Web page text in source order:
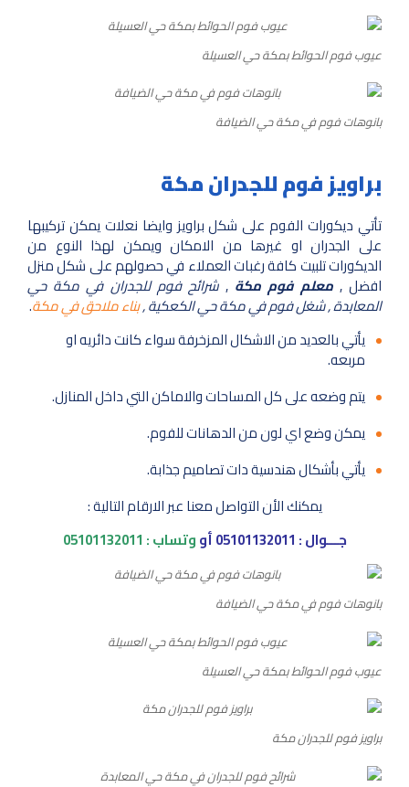
عيوب فوم الحوائط بمكة حي العسيلة
بانوهات فوم في مكة حي الضيافة
براويز فوم للجدران مكة
تأتي ديكورات الفوم على شكل براويز وايضا نعلات يمكن تركيبها
على الجدران او غيرها من الامكان ويمكن لهذا النوع من
الديكورات تلبيت كافة رغبات العملاء في حصولهم على شكل منزل
افضل ,معلم فوم مكة ,شرائح فوم للجدران في مكة حي
المعابدة , شغل فوم في مكة حي الكعكية ,بناء ملاحق في مكة.
يأتي بالعديد من الاشكال المزخرفة سواء كانت دائريه او
مربعه.
يتم وضعه على كل المساحات والاماكن التي داخل المنازل.
يمكن وضع اي لون من الدهانات للفوم.
يأتي بأشكال هندسية دات تصاميم جذابة.
يمكنك الأن التواصل معنا عبر الارقام التالية :
جـــوال : 05101132011أووتساب : 05101132011
بانوهات فوم في مكة حي الضيافة
عيوب فوم الحوائط بمكة حي العسيلة
براويز فوم للجدران مكة